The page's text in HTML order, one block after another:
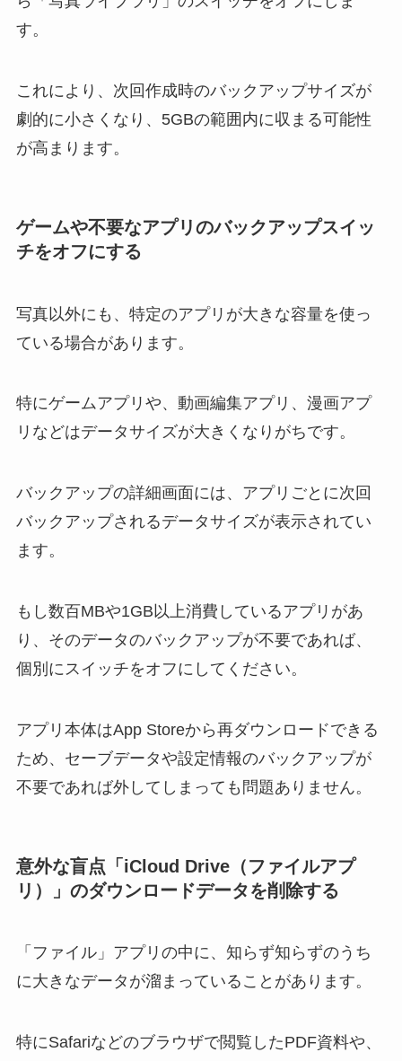
す。
これにより、次回作成時のバックアップサイズが
劇的に小さくなり、5GBの範囲内に収まる可能性
が高まります。
ゲームや不要なアプリのバックアップスイッ
チをオフにする
写真以外にも、特定のアプリが大きな容量を使っ
ている場合があります。
特にゲームアプリや、動画編集アプリ、漫画アプ
リなどはデータサイズが大きくなりがちです。
バックアップの詳細画面には、アプリごとに次回
バックアップされるデータサイズが表示されてい
ます。
もし数百MBや1GB以上消費しているアプリがあ
り、そのデータのバックアップが不要であれば、
個別にスイッチをオフにしてください。
アプリ本体はApp Storeから再ダウンロードできる
ため、セーブデータや設定情報のバックアップが
不要であれば外してしまっても問題ありません。
意外な盲点「iCloud Drive（ファイルアプ
リ）」のダウンロードデータを削除する
「ファイル」アプリの中に、知らず知らずのうち
に大きなデータが溜まっていることがあります。
特にSafariなどのブラウザで閲覧したPDF資料や、